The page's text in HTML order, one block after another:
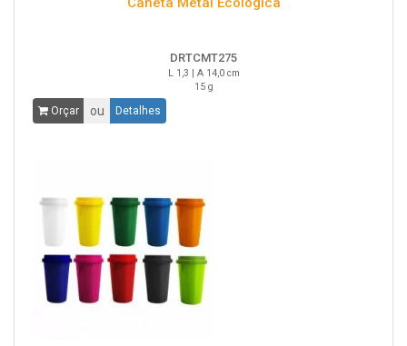
DRTCMT275
L 1,3 | A 14,0 cm
15 g
Orçar ou Detalhes